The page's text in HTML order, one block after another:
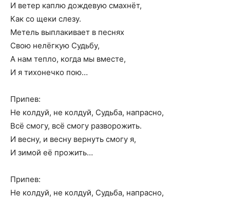
И ветер каплю дождевую смахнёт,
Как со щеки слезу.
Метель выплакивает в песнях
Свою нелёгкую Судьбу,
А нам тепло, когда мы вместе,
И я тихонечко пою…
Припев:
Не колдуй, не колдуй, Судьба, напрасно,
Всё смогу, всё смогу разворожить.
И весну, и весну вернуть смогу я,
И зимой её прожить…
Припев:
Не колдуй, не колдуй, Судьба, напрасно,